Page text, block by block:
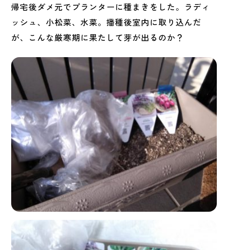
帰宅後ダメ元でプランターに種まきをした。ラディ
ッシュ、小松菜、水菜。播種後室内に取り込んだ
が、こんな厳寒期に果たして芽が出るのか？